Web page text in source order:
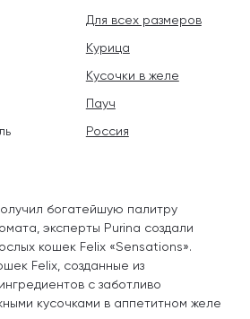
богатейшую палитру
эксперты Purina создали
кошек Felix «Sensations».
Felix, созданные из
с заботливо
кусочками в аппетитном желе
Для всех размеров
Курица
Кусочки в желе
Пауч
Россия